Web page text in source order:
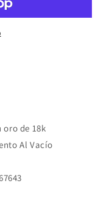
oro de 18k
Al Vacío